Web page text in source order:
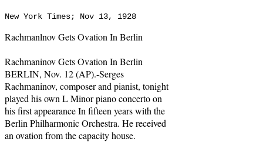
New York Times; Nov 13, 1928
Rachmanlnov Gets Ovation In Berlin
Rachmaninov Gets Ovation In Berlin
BERLIN, Nov. 12 (AP).-Serges
Rachmaninov, composer and pianist, tonight
played his own L Minor piano concerto on
his first appearance In fifteen years with the
Berlin Philharmonic Orchestra. He received
an ovation from the capacity house.